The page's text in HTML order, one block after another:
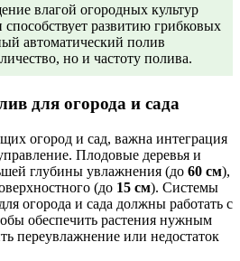
влагой огородных культур
развитию грибковых
автоматический полив
но и частоту полива.
для огорода и сада
огород и сад, важна интеграция
Плодовые деревья и
глубины увлажнения (до 60 см),
(до 15 см). Системы
огорода и сада должны работать с
обеспечить растения нужным
переувлажнение или недостаток